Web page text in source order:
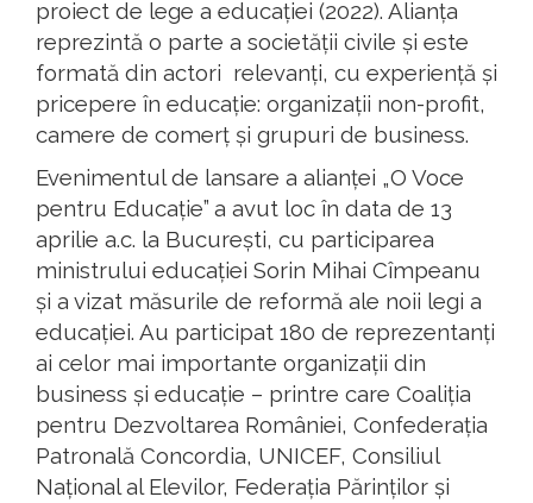
proiect de lege a educației (2022). Alianța
reprezintă o parte a societății civile și este
formată din actori relevanți, cu experiență și
pricepere în educație: organizații non-profit,
camere de comerț și grupuri de business.
Evenimentul de lansare a alianței „O Voce
pentru Educație” a avut loc în data de 13
aprilie a.c. la București, cu participarea
ministrului educației Sorin Mihai Cîmpeanu
și a vizat măsurile de reformă ale noii legi a
educației. Au participat 180 de reprezentanți
ai celor mai importante organizații din
business și educație – printre care Coaliția
pentru Dezvoltarea României, Confederația
Patronală Concordia, UNICEF, Consiliul
Național al Elevilor, Federația Părinților și